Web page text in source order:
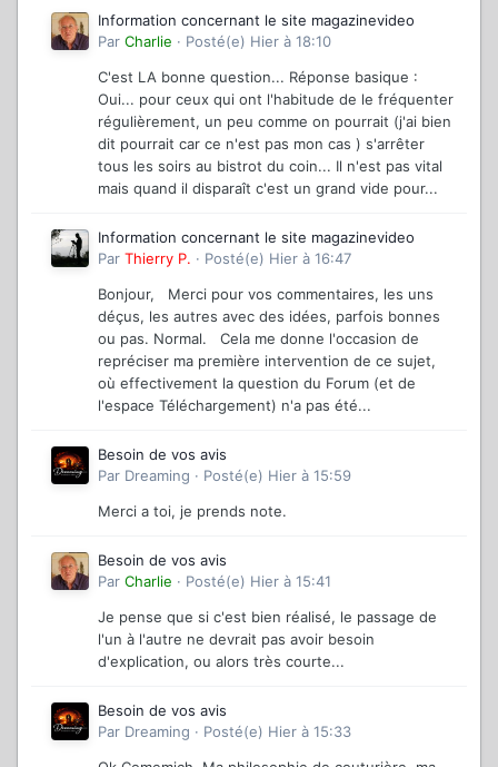
Information concernant le site magazinevideo
Par Charlie · Posté(e) Hier à 18:10
C'est LA bonne question... Réponse basique :
Oui... pour ceux qui ont l'habitude de le fréquenter
régulièrement, un peu comme on pourrait (j'ai bien
dit pourrait car ce n'est pas mon cas ) s'arrêter
tous les soirs au bistrot du coin... Il n'est pas vital
mais quand il disparaît c'est un grand vide pour...
Information concernant le site magazinevideo
Par Thierry P. · Posté(e) Hier à 16:47
Bonjour, Merci pour vos commentaires, les uns
déçus, les autres avec des idées, parfois bonnes
ou pas. Normal. Cela me donne l'occasion de
repréciser ma première intervention de ce sujet,
où effectivement la question du Forum (et de
l'espace Téléchargement) n'a pas été...
Besoin de vos avis
Par Dreaming · Posté(e) Hier à 15:59
Merci a toi, je prends note.
Besoin de vos avis
Par Charlie · Posté(e) Hier à 15:41
Je pense que si c'est bien réalisé, le passage de
l'un à l'autre ne devrait pas avoir besoin
d'explication, ou alors très courte...
Besoin de vos avis
Par Dreaming · Posté(e) Hier à 15:33